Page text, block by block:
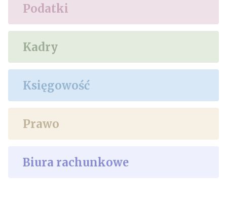
Podatki
Kadry
Księgowość
Prawo
Biura rachunkowe